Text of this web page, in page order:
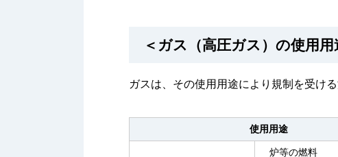
＜ガス（高圧ガス）の使用用
ガスは、その使用用途により規制を受け
使用用途
炉等の燃料